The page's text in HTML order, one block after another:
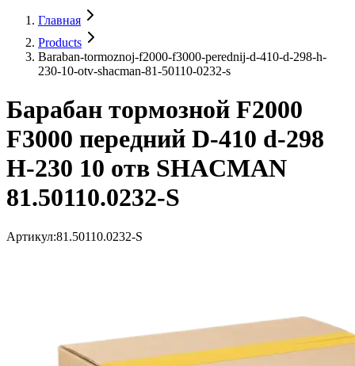
Главная
Products
Baraban-tormoznoj-f2000-f3000-perednij-d-410-d-298-h-
230-10-otv-shacman-81-50110-0232-s
Барабан тормозной F2000
F3000 передний D-410 d-298
H-230 10 отв SHACMAN
81.50110.0232-S
Артикул:81.50110.0232-S